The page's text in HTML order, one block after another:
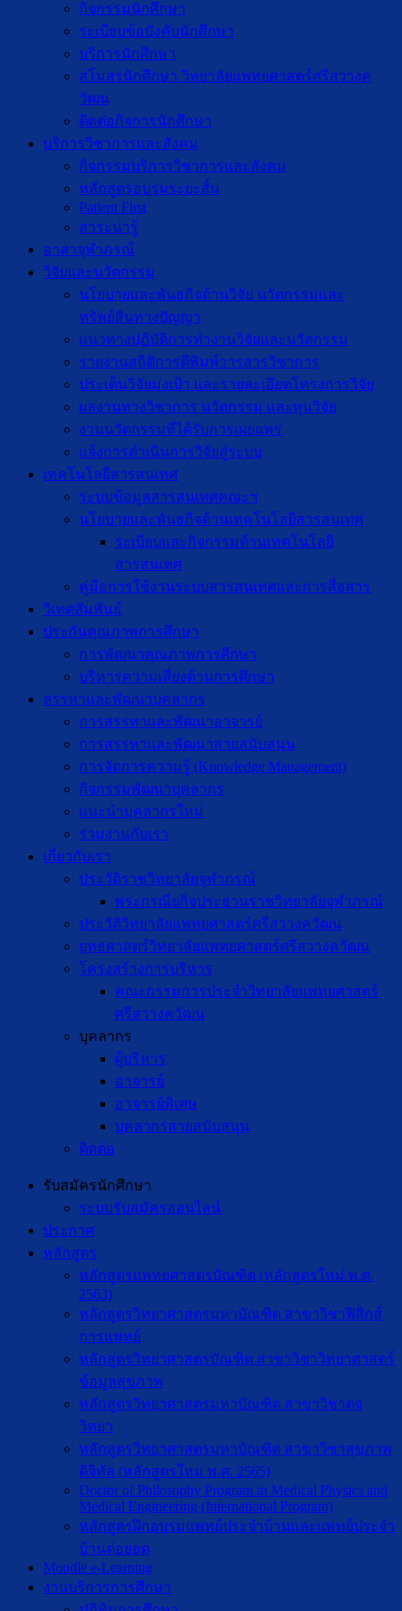
กิจกรรมนักศึกษา
ระเบียบข้อบังคับนักศึกษา
บริการนักศึกษา
สโมสรนักศึกษา วิทยาลัยแพทยศาสตร์ศรีสวางค
วัฒน
ติดต่อกิจการนักศึกษา
บริการวิชาการและสังคม
กิจกรรมบริการวิชาการและสังคม
หลักสูตรอบรมระยะสั้น
Patient First
สาระน่ารู้
อาสาจุฬาภรณ์
วิจัยและนวัตกรรม
นโยบายและพันธกิจด้านวิจัย นวัตกรรมและ
ทรัพย์สินทางปัญญา
แนวทางปฏิบัติการทำงานวิจัยและนวัตกรรม
รายงานสถิติการตีพิมพ์วารสารวิชาการ
ประเด็นวิจัยมุ่งเป้า และรายละเอียดโครงการวิจัย
ผลงานทางวิชาการ นวัตกรรม และทุนวิจัย
งานนวัตกรรมที่ได้รับการเผยแพร่
แจ้งการดำเนินการวิจัยสู่ระบบ
เทคโนโลยีสารสนเทศ
ระบบข้อมูลสารสนเทศคณะฯ
นโยบายและพันธกิจด้านเทคโนโลยีสารสนเทศ
ระเบียบและกิจกรรมด้านเทคโนโลยี
สารสนเทศ
คู่มือการใช้งานระบบสารสนเทศและการสื่อสาร
วิเทศสัมพันธ์
ประกันคุณภาพการศึกษา
การพัฒนาคุณภาพการศึกษา
บริหารความเสี่ยงด้านการศึกษา
สรรหาและพัฒนาบุคลากร
การสรรหาและพัฒนาอาจารย์
การสรรหาและพัฒนาสายสนับสนุน
การจัดการความรู้ (Knowledge Management)
กิจกรรมพัฒนาบุคลากร
แนะนำบุคลากรใหม่
ร่วมงานกับเรา
เกี่ยวกับเรา
ประวัติราชวิทยาลัยจุฬาภรณ์
พระกรณียกิจประธานราชวิทยาลัยจุฬาภรณ์
ประวัติวิทยาลัยแพทยศาสตร์ศรีสวางควัฒน
ยุทธศาสตร์วิทยาลัยแพทยศาสตร์ศรีสวางควัฒน
โครงสร้างการบริหาร
คณะกรรมการประจำวิทยาลัยแพทยศาสตร์
ศรีสวางควัฒน
บุคลากร
ผู้บริหาร
อาจารย์
อาจารย์พิเศษ
บุคลากรสายสนับสนุน
ติดต่อ
รับสมัครนักศึกษา
ระบบรับสมัครออนไลน์
ประกาศ
หลักสูตร
หลักสูตรแพทยศาสตรบัณฑิต (หลักสูตรใหม่ พ.ศ.
2563)
หลักสูตรวิทยาศาสตรมหาบัณฑิต สาขาวิชาฟิสิกส์
การแพทย์
หลักสูตรวิทยาศาสตรบัณฑิต สาขาวิชาวิทยาศาสตร์
ข้อมูลสุขภาพ
หลักสูตรวิทยาศาสตรมหาบัณฑิต สาขาวิชาตจ
วิทยา
หลักสูตรวิทยาศาสตรมหาบัณฑิต สาขาวิชาสุขภาพ
ดิจิทัล (หลักสูตรใหม่ พ.ศ. 2565)
Doctor of Philosophy Program in Medical Physics and
Medical Engineering (International Program)
หลักสูตรฝึกอบรมแพทย์ประจำบ้านและแพทย์ประจำ
บ้านต่อยอด
Moodle e-Learning
งานบริการการศึกษา